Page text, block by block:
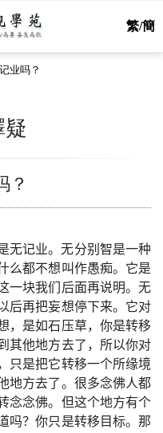
繁/簡
业吗？
疑
？
无记业。无分别智是一种
么都不想叫作愚痴。它是
一块我们后面再说明。无
后再把妄想停下来。它对
，是如石压草，你是转移
其他地方去了，所以你对
只是把它转移一个所缘境
地方去了。很多念佛人都
念念佛。但这个地方有个
吗？你只是转移目标。那